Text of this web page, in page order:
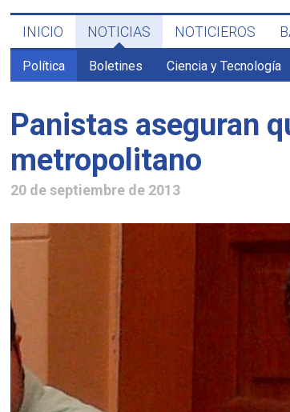
INICIO NOTICIAS NOTICIEROS
Política Boletines Ciencia y Tecnología
Panistas aseguran
metropolitano
20 de septiembre de 2013